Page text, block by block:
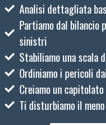
Analisi dettagliata
Partiamo dal bilancio
sinistri
Stabiliamo una scala
Ordiniamo i pericoli
Creiamo un
Ti disturbiamo il